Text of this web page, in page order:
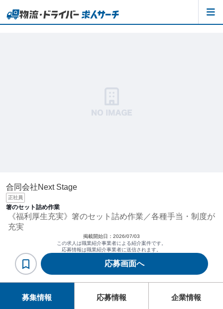
合同会社Next Stage
正社員
箸のセット詰め作業
《福利厚生充実》箸のセット詰め作業／各種手当・制度が
充実
掲載開始日： 2026/07/03
この求人は職業紹介事業者による紹介案件です。
応募情報は職業紹介事業者に送信されます。
応募画面へ
募集情報 応募情報 企業情報